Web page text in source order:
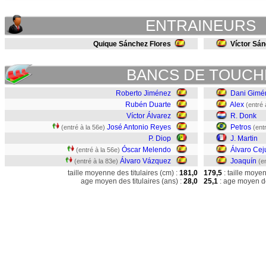
ENTRAINEURS
Quique Sánchez Flores Víctor
BANCS DE
Roberto Jiménez
Rubén Duarte
Víctor Álvarez
(entré à la 56e) José Antonio Reyes
P. Diop
(entré à la 56e) Óscar Melendo
(entré à la 83e) Álvaro Vázquez
Dani
Alex (entré
R. Donk
Petros
J. Martin
Álvaro
Joaquín
taille moyenne des titulaires (cm) : 181,0
age moyen des titulaires (ans) : 28,0
179,5 : taille
25,1 : age moyen